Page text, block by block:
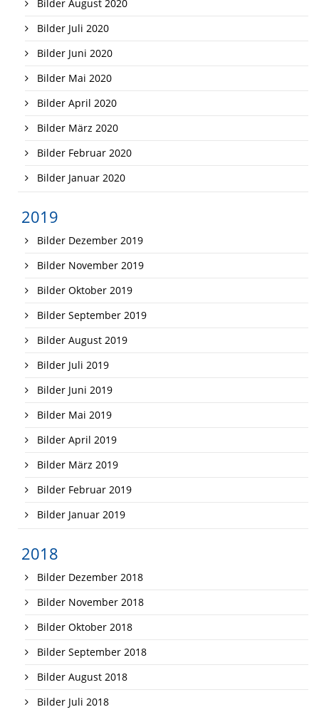
Bilder August 2020
Bilder Juli 2020
Bilder Juni 2020
Bilder Mai 2020
Bilder April 2020
Bilder März 2020
Bilder Februar 2020
Bilder Januar 2020
2019
Bilder Dezember 2019
Bilder November 2019
Bilder Oktober 2019
Bilder September 2019
Bilder August 2019
Bilder Juli 2019
Bilder Juni 2019
Bilder Mai 2019
Bilder April 2019
Bilder März 2019
Bilder Februar 2019
Bilder Januar 2019
2018
Bilder Dezember 2018
Bilder November 2018
Bilder Oktober 2018
Bilder September 2018
Bilder August 2018
Bilder Juli 2018